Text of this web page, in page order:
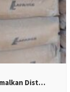
Dist…